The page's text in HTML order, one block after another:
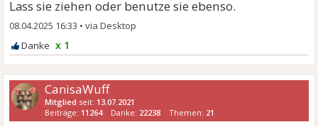
Lass sie ziehen oder benutze sie ebenso.
08.04.2025 16:33 •
x 1
CanisaWuff
Mitglied seit: 13.07.2021
Beiträge: 11264 Danke: 22238 Themen: 21